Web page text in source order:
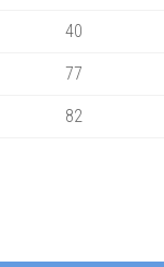
40
77
82